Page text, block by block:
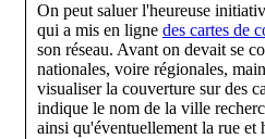
On peut saluer l'heureuse
qui a mis en ligne des cartes de
son réseau. Avant on devait se
nationales, voire régionales,
visualiser la couverture sur des
indique le nom de la ville
ainsi qu'éventuellement la rue et